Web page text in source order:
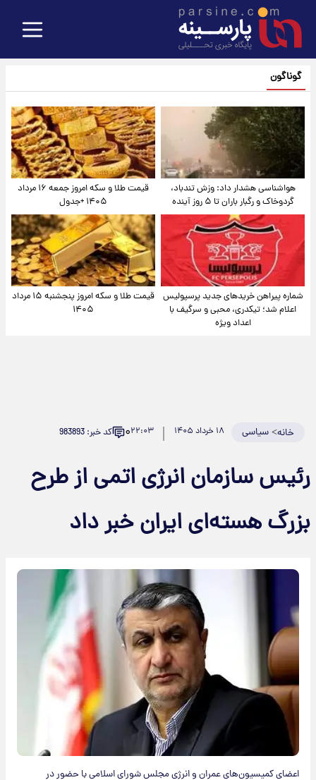
گوناگون
هواشناسی هشدار داد: وزش تندباد،
گردوخاک و رگبار باران تا ۵ روز آینده
قیمت طلا و سکه امروز جمعه ۱۶ مرداد
۱۴۰۵ +جدول
شماره پیراهن خریدهای جدید پرسپولیس
اعلام شد؛ تیکدری، محبی و سرگیف با
اعداد ویژه
قیمت طلا و سکه امروز پنجشنبه ۱۵ مرداد
۱۴۰۵
خانه>سیاسی ۱۸ خرداد ۱۴۰۵ ۲۲:۰۳۰ کد خبر: 983893
رئیس سازمان انرژی اتمی از طرح
بزرگ هسته‌ای ایران خبر داد
اعضای کمیسیون‌های عمران و انرژی مجلس شورای اسلامی با حضور در